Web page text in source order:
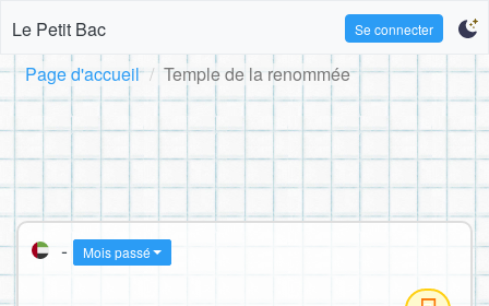
Le Petit Bac Se connecter
Page d'accueil Temple de la renommée
- Mois passé